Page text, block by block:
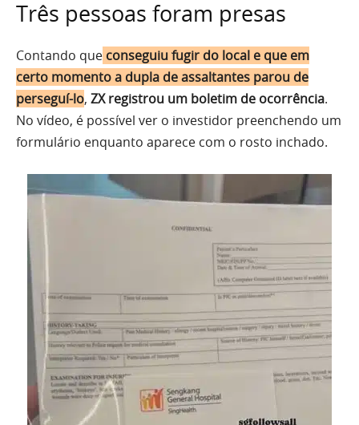
Três pessoas foram presas
Contando que conseguiu fugir do local e que em
certo momento a dupla de assaltantes parou de
perseguí-lo, ZX registrou um boletim de ocorrência.
No vídeo, é possível ver o investidor preenchendo um
formulário enquanto aparece com o rosto inchado.